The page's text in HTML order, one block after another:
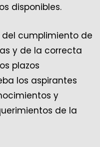
disponibles.
cumplimiento de
y de la correcta
plazos
los aspirantes
y
de la